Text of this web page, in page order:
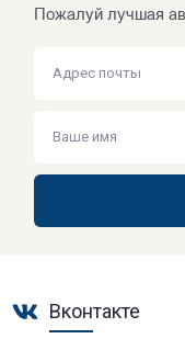
Пожалуй лучшая
Вконтакте